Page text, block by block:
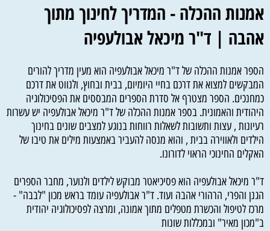
אמנות ההכלה - המדריך לחינוך מתוך
אהבה | ד"ר מיכאל אבולעפיה
הספר אמנות ההכלה של ד"ר מיכאל אבולעפיה הוא מעין מדריך להורים
המבקשים למצוא את דרכם בחיי היומיום, בבית ובחוץ, ולנווט את דרכם
כמחנכים. הספר מצטרף אל סדרת הספרים המבססים את הפסיכולוגיה
היהודית והאמונית. בספר אמנות ההכלה של ד"ר מיכאל אבולעפיה יש עשרות
רעיונות , עצות ותשובות לשאלות רווחות בנוגע למצבים שונים בחינוך
הילדים ולאווירה בבית , והוא מנסה להעביר באמצעות מילים את טיבו של
האקלים החינוכי הראוי לדורונו.
ד"ר מיכאל אבולעפיה הוא פסיכיאטר מבוקש לילדים ולנוער, מחבר הספרים
הגנן והפרי, הרהורי אהבה ועוד. ד"ר אבולעפיה עומד בראש מכון "לבבה" -
מרכז לטיפול והכשרת מטפלים מתוך אמונה, ומרצה לפסיכולוגיה יהודית
ב"מכון מאיר" ובמכללות שונות